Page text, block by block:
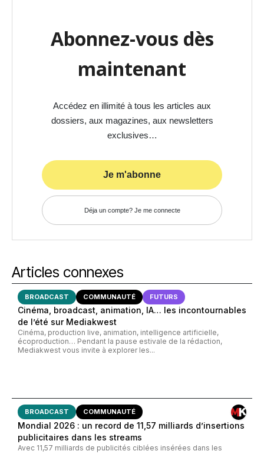
Abonnez-vous dès
maintenant
Accédez en illimité à tous les articles aux
dossiers, aux magazines, aux newsletters
exclusives…
Je m'abonne
Déja un compte? Je me connecte
Articles connexes
BROADCAST COMMUNAUTÉ FUTURS
Cinéma, broadcast, animation, IA… les incontournables
de l’été sur Mediakwest
Cinéma, production live, animation, intelligence artificielle,
écoproduction… Pendant la pause estivale de la rédaction,
Mediakwest vous invite à explorer les...
BROADCAST COMMUNAUTÉ
Mondial 2026 : un record de 11,57 milliards d’insertions
publicitaires dans les streams
Avec 11,57 milliards de publicités ciblées insérées dans les